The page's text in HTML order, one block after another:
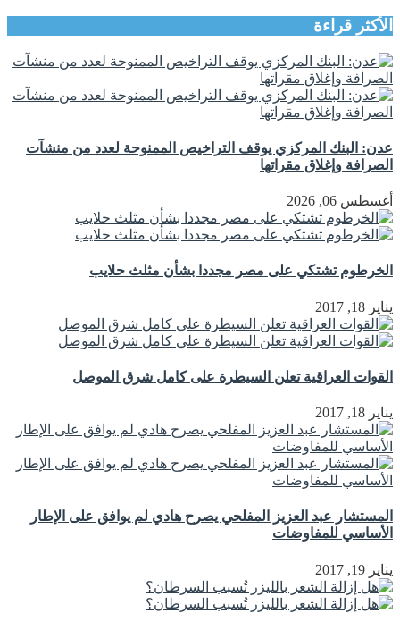
الأكثر قراءة
عدن: البنك المركزي يوقف التراخيص الممنوحة لعدد من منشآت
الصرافة وإغلاق مقراتها
أغسطس 06, 2026
الخرطوم تشتكي على مصر مجددا بشأن مثلث حلايب
يناير 18, 2017
القوات العراقية تعلن السيطرة على كامل شرق الموصل
يناير 18, 2017
المستشار عبد العزيز المفلحي يصرح هادي لم يوافق على الإطار
الأساسي للمفاوضات
يناير 19, 2017